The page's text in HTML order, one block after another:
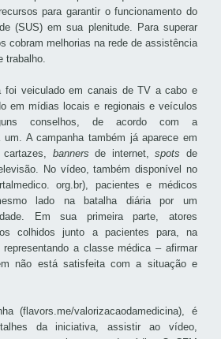
para garantir o funcionamento do
(SUS) em sua plenitude. Para superar
cobram melhorias na rede de assistência
trabalho.
foi veiculado em canais de TV a cabo e
em mídias locais e regionais e veículos
conselhos, de acordo com a
um. A campanha também já aparece em
banners de internet,spots de
No vídeo, também disponível no
org.br), pacientes e médicos
lado na batalha diária por um
Em sua primeira parte, atores
colhidos junto a pacientes para, na
a classe médica – afirmar
não está satisfeita com a situação e
(flavors.me/valorizacaodamedicina), é
da iniciativa, assistir ao vídeo,